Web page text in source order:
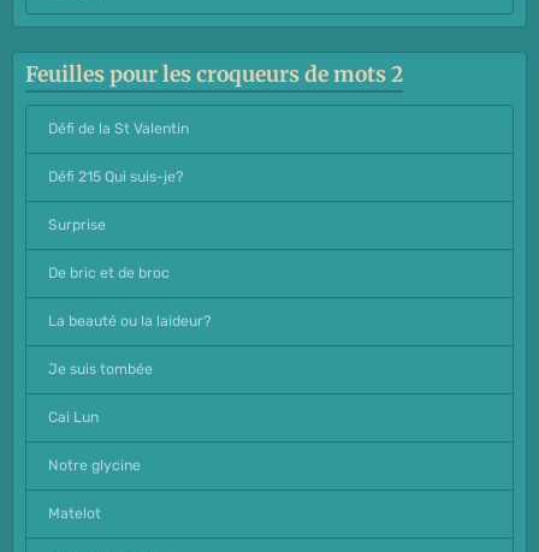
Feuilles pour les croqueurs de mots 2
Défi de la St Valentin
Défi 215 Qui suis-je?
Surprise
De bric et de broc
La beauté ou la laideur?
Je suis tombée
Cai Lun
Notre glycine
Matelot